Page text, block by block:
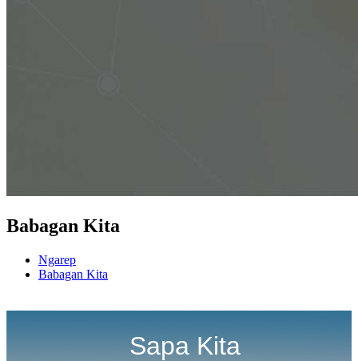
Babagan Kita
Ngarep
Babagan Kita
Sapa Kita